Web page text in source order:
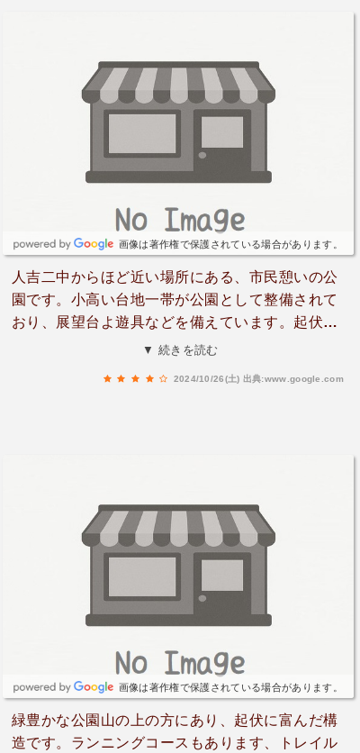
画像は著作権で保護されている場合があります。
人吉二中からほど近い場所にある、市民憩いの公
園です。小高い台地一帯が公園として整備されて
おり、展望台よ遊具などを備えています。起伏が
かなりありますのでウォーキングやジョギングに
ですね。コート近くの駐車場には20台ほど駐車可
▼ 続きを読む
2024/10/26(土) 出典:www.google.com
画像は著作権で保護されている場合があります。
緑豊かな公園山の上の方にあり、起伏に富んだ構
造です。ランニングコースもあります、トレイル